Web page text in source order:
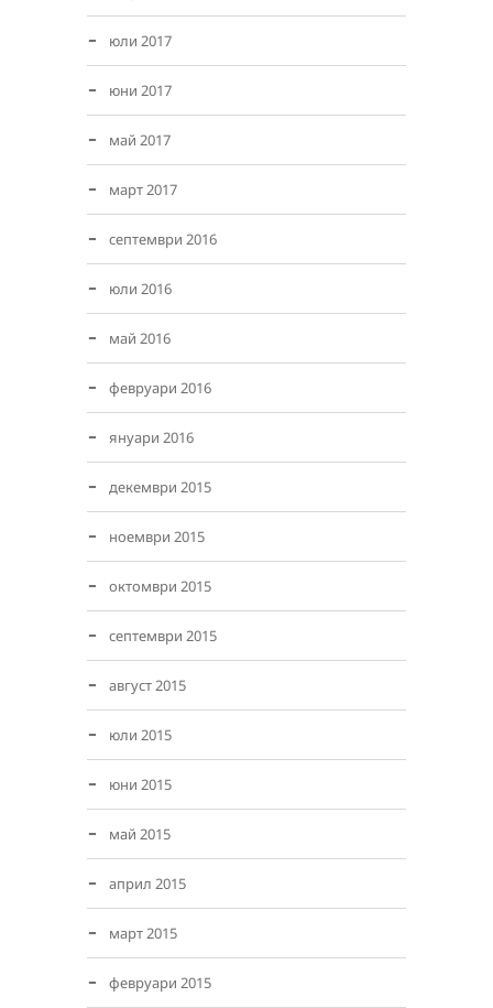
юли 2017
юни 2017
май 2017
март 2017
септември 2016
юли 2016
май 2016
февруари 2016
януари 2016
декември 2015
ноември 2015
октомври 2015
септември 2015
август 2015
юли 2015
юни 2015
май 2015
април 2015
март 2015
февруари 2015